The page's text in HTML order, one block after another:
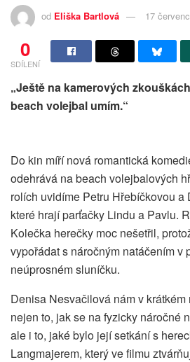
od Eliška Bartlová 17
0
SDÍLENÍ
„Ještě na kamerových
beach volejbal umím.“
Do kin míří nová romantická
odehrává na beach volejbalových
rolích uvidíme Petru Hřebíčkovou
které hrají parťačky Lindu a Pavlu.
Kolečka herečky moc nešetřil,
vypořádat s náročným natáčením v
neúprosném sluníčku.
Denisa Nesvačilová nám v
nejen to, jak se na fyzicky náročné
ale i to, jaké bylo její setkání s
Langmajerem, který ve filmu